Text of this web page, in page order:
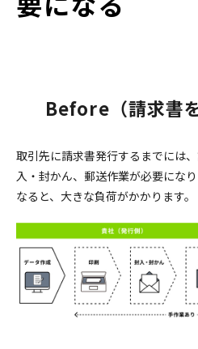
Before（請求書
取引先に請求書発行するまでには
入・封かん、郵送作業が必要にな
なると、大きな負荷がかかります。